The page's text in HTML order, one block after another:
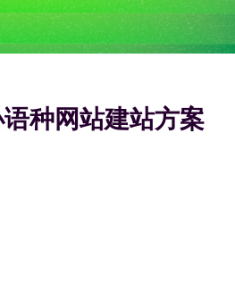
种网站建站方案